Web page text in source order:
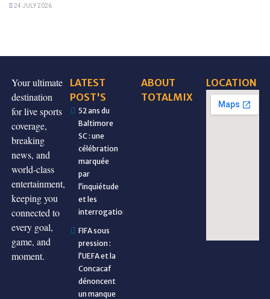
24 JULY 2026
Your ultimate
destination
for live sports
coverage,
breaking
news, and
world-class
entertainment,
keeping you
connected to
every goal,
game, and
moment.
LATEST
POST'S
52 ans du
Baltimore
SC : une
célébration
marquée
par
l’inquiétude
et les
interrogations
FIFA sous
pression :
l’UEFA et la
Concacaf
dénoncent
un manque
ABOUT
TOTALMIX
LOCATION